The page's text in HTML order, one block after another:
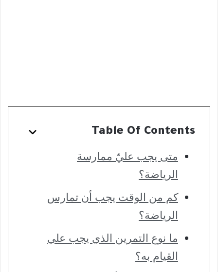
Table Of Contents
متى يجب عليّ ممارسة
الرياضة؟
كم من الوقت يجب أن تمارس
الرياضة؟
ما نوع التمرين الذي يجب علي
القيام به؟